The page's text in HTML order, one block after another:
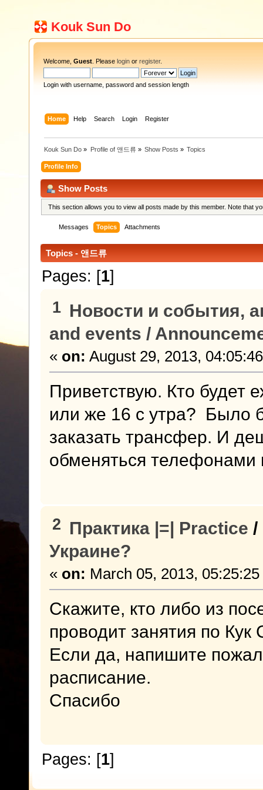
Kouk Sun Do
Welcome, Guest . Please login or register.
Login with username, password and session length
Home Help Search Login Register
Kouk Sun Do » Profile of 앤드류 » Show Posts » Topics
Profile Info
Show Posts
This section allows you to view all posts made by this member. Note that
Messages Topics Attachments
Topics - 앤드류
Pages: [1]
1 Новости и события,
and events /
« on: August 29, 2013,
Приветствую. Кто будет
или же 16 с утра? Было
заказать трансфер. И
обменяться телефонами
2 Практика |=| Practice /
Украине?
« on: March 05, 2013,
Скажите, кто либо из
проводит занятия по
Если да, напишите
расписание.
Спасибо
Pages: [1]